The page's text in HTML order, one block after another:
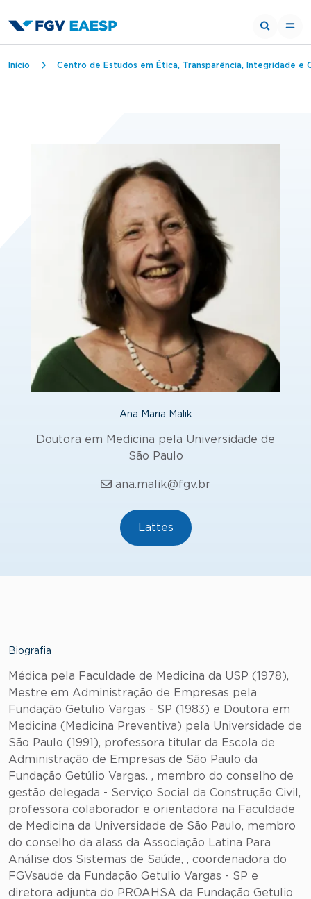
Trilha de navegação
Início Centro de Estudos em Ética, Transparência, Integridade e
Ana Maria Malik
Doutora em Medicina pela Universidade de
São Paulo
ana.malik@fgv.br
Lattes
Biografia
Médica pela Faculdade de Medicina da USP (1978),
Mestre em Administração de Empresas pela
Fundação Getulio Vargas - SP (1983) e Doutora em
Medicina (Medicina Preventiva) pela Universidade de
São Paulo (1991), professora titular da Escola de
Administração de Empresas de São Paulo da
Fundação Getúlio Vargas. , membro do conselho de
gestão delegada - Serviço Social da Construção Civil,
professora colaborador e orientadora na Faculdade
de Medicina da Universidade de São Paulo, membro
do conselho da alass da Associação Latina Para
Análise dos Sistemas de Saúde, , coordenadora do
FGVsaude da Fundação Getulio Vargas - SP e
diretora adjunta do PROAHSA da Fundação Getulio